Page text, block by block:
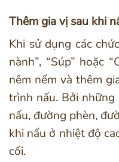
Thêm gia vị sau khi
Khi sử dụng các
nành”, “Súp” hoặc
nêm nếm và thêm
trình nấu. Bởi
nấu, đường phèn,
khi nấu ở nhiệt độ
cối.